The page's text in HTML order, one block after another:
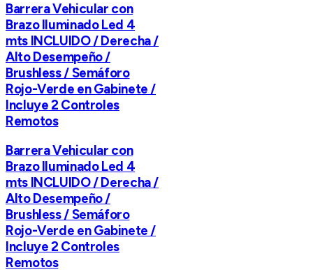
Barrera Vehicular con
Brazo Iluminado Led 4
mts INCLUIDO / Derecha /
Alto Desempeño /
Brushless / Semáforo
Rojo-Verde en Gabinete /
Incluye 2 Controles
Remotos
Barrera Vehicular con
Brazo Iluminado Led 4
mts INCLUIDO / Derecha /
Alto Desempeño /
Brushless / Semáforo
Rojo-Verde en Gabinete /
Incluye 2 Controles
Remotos